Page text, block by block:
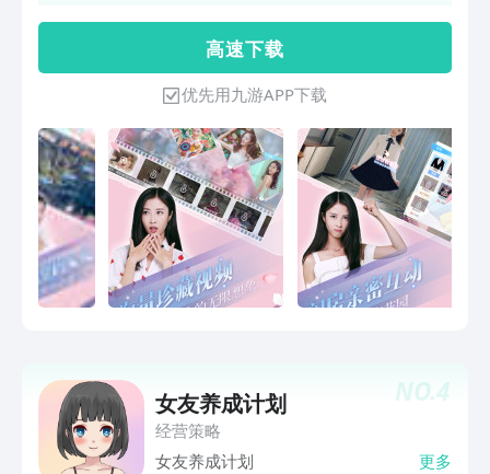
工！【高精度拟真宠物系统，乐趣温暖一
宠直达】在超沉浸撸宠玩法中，可以透过
屏幕触到小猫柔软而细腻的毛发，看到小
狗好奇而充满生命力的双眼，第一视角体
独创的AI遗传及突变算法、真正做到让每
位合伙人都有独属于自己的专属宝贝。
【开放社交，因自由而相知】在这里，每
一种设计巧思都值得分享，每一处生活美
学都值得赞美。玩呐社区可以尽情分享你
的游戏动态，汲取穿搭灵感。你也可以打
破时空限制，和现实中久未谋面的朋友相
聚，去彼此家中做饭畅聊、布置房间、和
的闪亮梦想时刻，在以闪亮之名，梦想是
由你创造的无限可能，一起创造和实现专
属的梦想与闪亮！
高 速 下 载
优先用九游APP下载
NO.4
女友养成计划
经营策略
女友养成计划
更多